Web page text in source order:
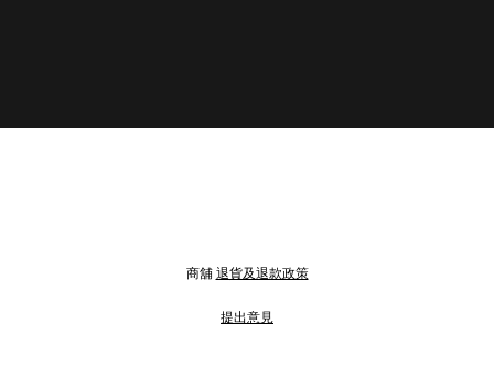
商舖退貨及退款政策
提出意見